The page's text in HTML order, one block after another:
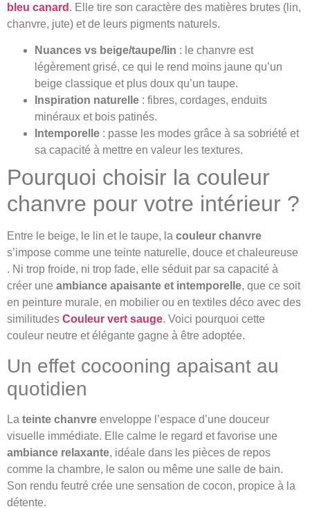
bleu canard . Elle tire son caractère des matières brutes (lin,
chanvre, jute) et de leurs pigments naturels.
Nuances vs beige/taupe/lin : le chanvre est
légèrement grisé, ce qui le rend moins jaune qu’un
beige classique et plus doux qu’un taupe.
Inspiration naturelle : fibres, cordages, enduits
minéraux et bois patinés.
Intemporelle : passe les modes grâce à sa sobriété et
sa capacité à mettre en valeur les textures.
Pourquoi choisir la couleur
chanvre pour votre intérieur ?
Entre le beige, le lin et le taupe, la couleur chanvre
s’impose comme une teinte naturelle, douce et chaleureuse
. Ni trop froide, ni trop fade, elle séduit par sa capacité à
créer une ambiance apaisante et intemporelle, que ce soit
en peinture murale, en mobilier ou en textiles déco avec des
similitudes Couleur vert sauge. Voici pourquoi cette
couleur neutre et élégante gagne à être adoptée.
Un effet cocooning apaisant au
quotidien
La teinte chanvre enveloppe l’espace d’une douceur
visuelle immédiate. Elle calme le regard et favorise une
ambiance relaxante, idéale dans les pièces de repos
comme la chambre, le salon ou même une salle de bain.
Son rendu feutré crée une sensation de cocon, propice à la
détente.